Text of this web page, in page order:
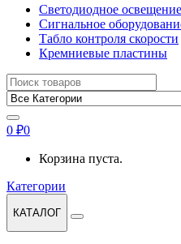
Светодиодное
Сигнальное
Табло контроля скорости
Кремниевые пластины
Найти:
0 ₽0
Корзина пуста.
Категории
КАТАЛОГ